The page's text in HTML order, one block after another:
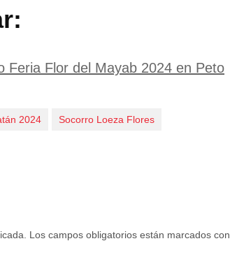
Feria Flor del Mayab 2024 en Peto
2024 Socorro Loeza Flores
Los campos obligatorios están marcados con